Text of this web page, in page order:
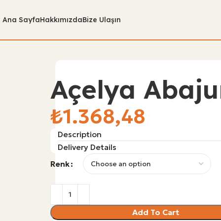
Ana SayfaHakkımızdaBize Ulaşın
Açelya
₺
Description
Delivery Details
Renk
Add To Cart